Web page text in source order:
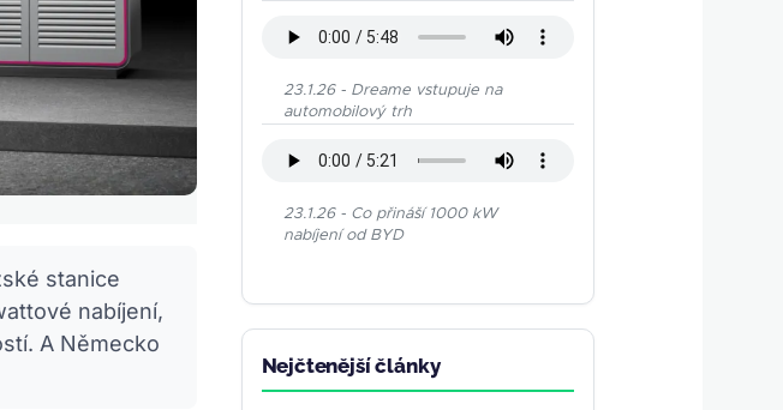
stanice
nabíjení,
A Německo
23.1.26 - Dreame vstupuje na
automobilový trh
23.1.26 - Co přináší 1000 kW
nabíjení od BYD
Nejčtenější články